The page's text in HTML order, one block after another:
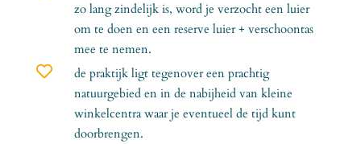
zo lang zindelijk is, word je verzocht een luier
om te doen en een reserve luier + verschoontas
mee te nemen.

de praktijk ligt tegenover een prachtig
natuurgebied en in de nabijheid van kleine
winkelcentra waar je eventueel de tijd kunt
doorbrengen.